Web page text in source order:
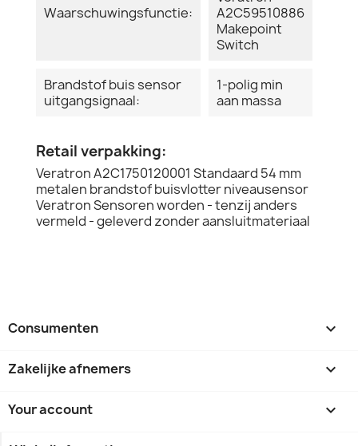
Waarschuwingsfunctie:
A2C59510886
Makepoint
Switch
Brandstof buis sensor
uitgangsignaal:
1-polig min
aan massa
Retail verpakking:
Veratron A2C1750120001 Standaard 54 mm
metalen brandstof buisvlotter niveausensor
Veratron Sensoren worden - tenzij anders
vermeld - geleverd zonder aansluitmateriaal
Consumenten 
Zakelijke afnemers 
Your account 